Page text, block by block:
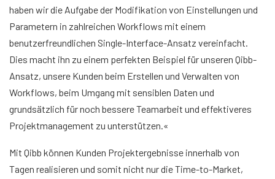
haben wir die Aufgabe der Modifikation von Einstellungen und
Parametern in zahlreichen Workflows mit einem
benutzerfreundlichen Single-Interface-Ansatz vereinfacht.
Dies macht ihn zu einem perfekten Beispiel für unseren Qibb-
Ansatz, unsere Kunden beim Erstellen und Verwalten von
Workflows, beim Umgang mit sensiblen Daten und
grundsätzlich für noch bessere Teamarbeit und effektiveres
Projektmanagement zu unterstützen.«
Mit Qibb können Kunden Projektergebnisse innerhalb von
Tagen realisieren und somit nicht nur die Time-to-Market,